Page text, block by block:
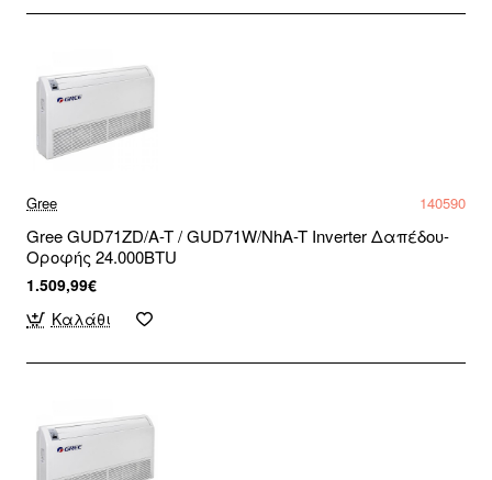
Gree 140590
Gree GUD71ZD/A-T / GUD71W/NhA-T Inverter Δαπέδου-
Οροφής 24.000BTU
1.509,99€
Καλάθι